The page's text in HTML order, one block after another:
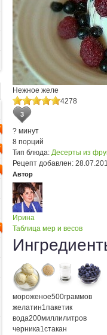
Нежное желе
4278
3
? минут
8 порций
Тип блюда: Десерты из
Рецепт добавлен:
Автор
Ирина
Таблица мер и весов
мороженое500граммов
желатин1пакетик
вода200миллилитров
черника1стакан